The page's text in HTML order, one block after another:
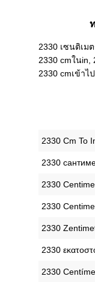
2330 เซนติเม
2330 cmในin,
2330 cmเข้าไ
‎2330 Cm To
‎2330
‎2330
‎2330
‎2330
‎2330
‎2330